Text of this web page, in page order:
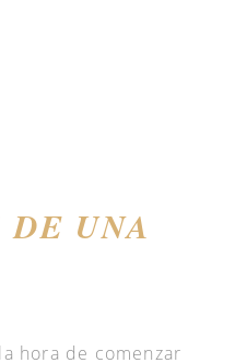
DE UNA
hora de comenzar